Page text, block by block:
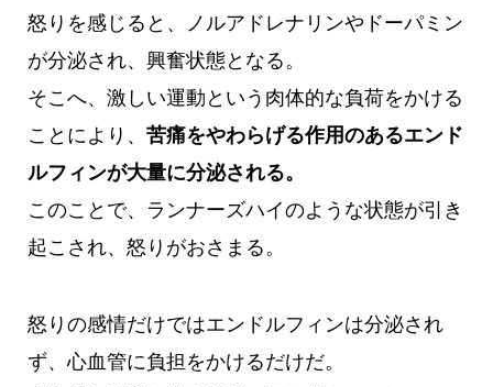
怒りを感じると、ノルアドレナリンやドーパミン
が分泌され、興奮状態となる。
そこへ、激しい運動という肉体的な負荷をかける
ことにより、 苦痛をやわらげる作用のあるエンド
ルフィンが大量に分泌される。
このことで、ランナーズハイのような状態が引き
起こされ、怒りがおさまる。
怒りの感情だけではエンドルフィンは分泌され
ず、心血管に負担をかけるだけだ。